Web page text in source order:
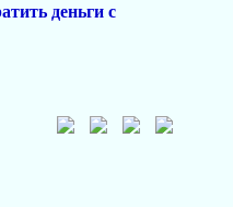
деньги с